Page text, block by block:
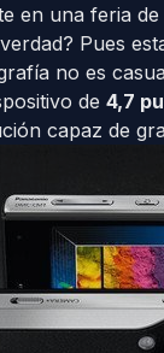
en una feria
Pues
no es
de 4,7
capaz de